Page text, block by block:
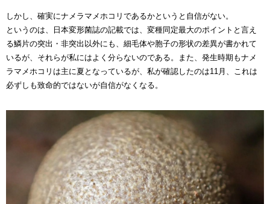
しかし、確実にナメラマメホコリであるかというと自信がない。
というのは、日本変形菌誌の記載では、変種同定最大のポイントと言え
る鱗片の突出・非突出以外にも、細毛体や胞子の形状の差異が書かれて
いるが、それらが私にはよく分らないのである。また、発生時期もナメ
ラマメホコリは主に夏となっているが、私が確認したのは11月、これは
必ずしも致命的ではないが自信がなくなる。